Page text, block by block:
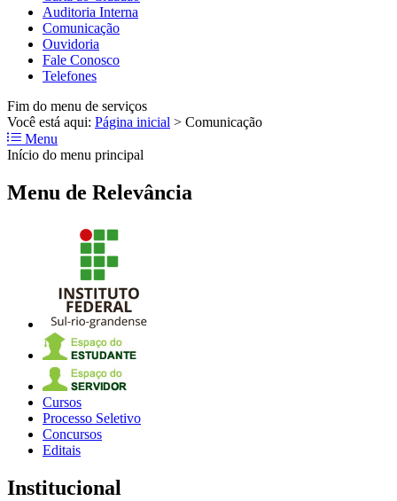
Auditoria Interna
Comunicação
Ouvidoria
Fale Conosco
Telefones
Fim do menu de serviços
Você está aqui: Página inicial > Comunicação
Menu
Início do menu principal
Menu de Relevância
Cursos
Processo Seletivo
Concursos
Editais
Institucional